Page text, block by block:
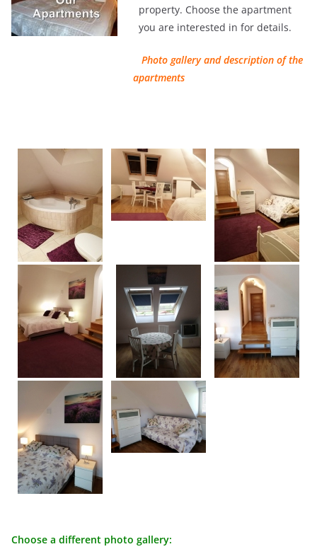
property. Choose the apartment
you are interested in for details.
Photo gallery and description of the
apartments
Choose a different photo gallery: